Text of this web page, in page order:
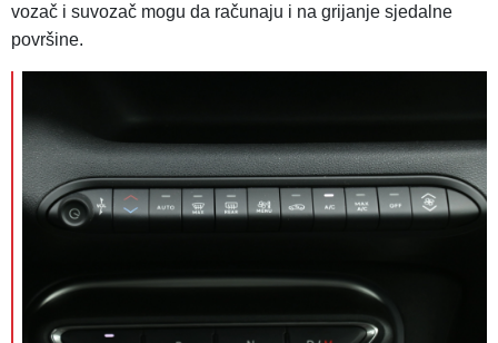
vozač i suvozač mogu da računaju i na grijanje sjedalne
površine.